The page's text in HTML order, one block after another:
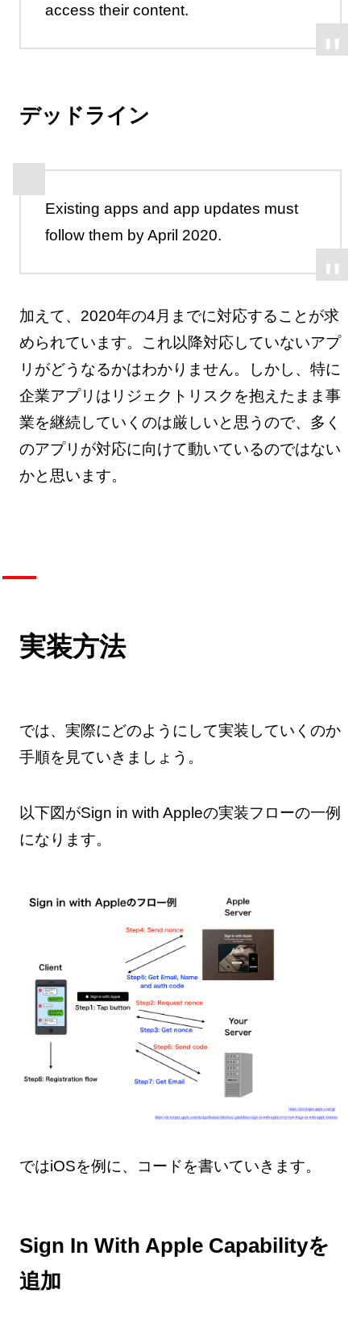
access their content.
デッドライン
Existing apps and app updates must
follow them by April 2020.
加えて、2020年の4月までに対応することが求
められています。これ以降対応していないアプ
リがどうなるかはわかりません。しかし、特に
企業アプリはリジェクトリスクを抱えたまま事
業を継続していくのは厳しいと思うので、多く
のアプリが対応に向けて動いているのではない
かと思います。
実装方法
では、実際にどのようにして実装していくのか
手順を見ていきましょう。
以下図がSign in with Appleの実装フローの一例
になります。
ではiOSを例に、コードを書いていきます。
Sign In With Apple Capabilityを
追加